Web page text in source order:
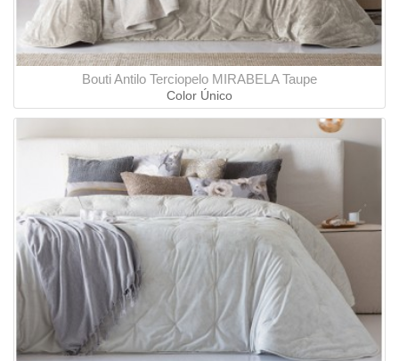
Bouti Antilo Terciopelo MIRABELA Taupe
Color Único